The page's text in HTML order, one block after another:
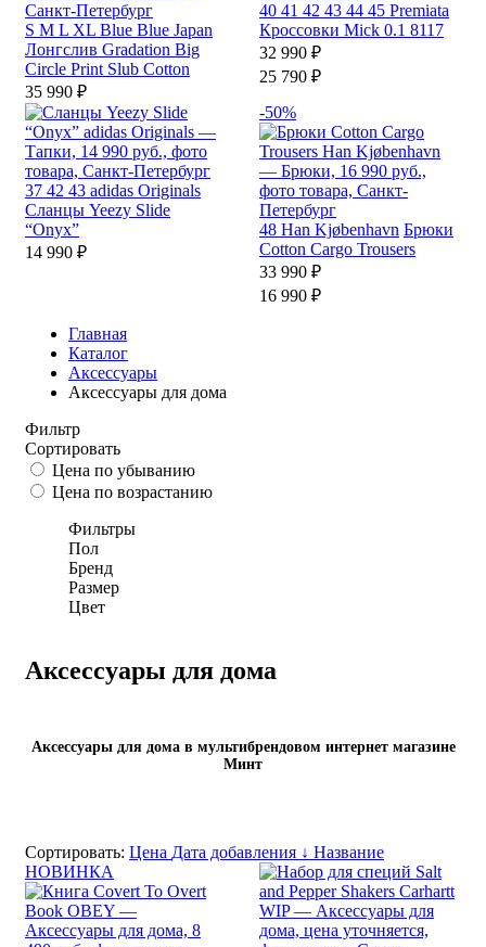
S M L XL Blue Blue Japan
Лонгслив Gradation Big
Circle Print Slub Cotton
35 990 ₽
40 41 42 43 44 45 Premiata
Кроссовки Mick 0.1 8117
32 990 ₽
25 790 ₽
37 42 43 adidas Originals
Сланцы Yeezy Slide
“Onyx”
14 990 ₽
-50%
48 Han Kjøbenhavn Брюки
Cotton Cargo Trousers
33 990 ₽
16 990 ₽
Главная
Каталог
Аксессуары
Аксессуары для дома
Фильтр
Сортировать
Цена по убыванию
Цена по возрастанию
Фильтры
Пол
Бренд
Размер
Цвет
Аксессуары для дома
Аксессуары для дома в мультибрендовом интернет магазине
Минт
Сортировать: Цена Дата добавления ↓ Название
НОВИНКА